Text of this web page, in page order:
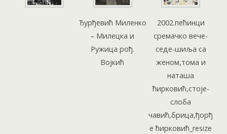
Ђурђевић Миленко
– Милецка и
Ружица рођ.
Војкић
2002.пећинци
сремачко вече-
седе-шиља са
женом,тома и
наташа
ћирковић,стоје-
слоба
чавић,брица,ђорђ
е ћирковић_resize